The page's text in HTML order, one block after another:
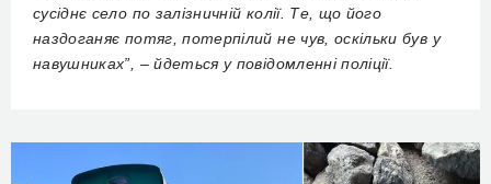
сусіднє село по залізничній колії. Те, що його
наздоганяє потяг, потерпілий не чув, оскільки був у
навушниках”, – йдеться у повідомленні поліції.